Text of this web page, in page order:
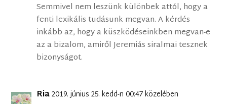
Semmivel nem leszünk különbek attól, hogy a
fenti lexikális tudásunk megvan. A kérdés
inkább az, hogy a küszködéseinkben megvan-e
az a bizalom, amiről Jeremiás siralmai tesznek
bizonyságot.
Ria2019. június 25. kedd-n 00:47 közelében